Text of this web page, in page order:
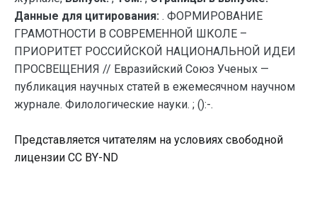
Данные для цитирования: . ФОРМИРОВАНИЕ
ГРАМОТНОСТИ В СОВРЕМЕННОЙ ШКОЛЕ –
ПРИОРИТЕТ РОССИЙСКОЙ НАЦИОНАЛЬНОЙ ИДЕИ
ПРОСВЕЩЕНИЯ // Евразийский Союз Ученых —
публикация научных статей в ежемесячном научном
журнале. Филологические науки. ; ():-.
Представляется читателям на условиях свободной
лицензии CC BY-ND